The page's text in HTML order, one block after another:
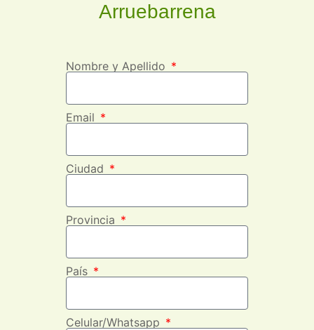
Arruebarrena
Nombre y Apellido
Email
Ciudad
Provincia
País
Celular/Whatsapp